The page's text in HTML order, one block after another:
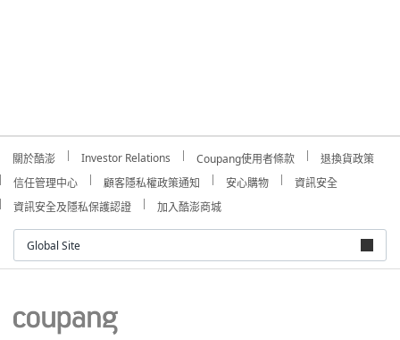
關於酷澎 Investor Relations Coupang使用者條款
退換貨政策
信任管理中心
顧客隱私權政策通知 安心購物
資訊安全
資訊安全及隱私保護認證
加入酷澎商城
Global Site